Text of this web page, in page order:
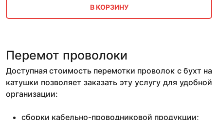
В КОРЗИНУ
Перемот проволоки
Доступная стоимость перемотки проволок с бухт на
катушки позволяет заказать эту услугу для удобной
организации:
сборки кабельно-проводниковой продукции;